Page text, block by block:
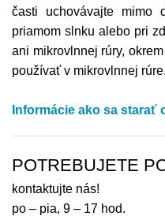
časti uchovávajte mimo
priamom slnku alebo pri
ani mikrovlnnej rúry,
používať v mikrovlnnej rúre.
Informácie ako sa starať
POTREBUJETE
kontaktujte nás!
po – pia, 9 – 17 hod.